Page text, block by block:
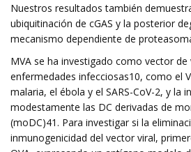
Nuestros resultados también
ubiquitinación de cGAS y la posterior
mecanismo dependiente de
MVA se ha investigado como vector de
enfermedades infecciosas10, como el
malaria, el ébola y el SARS-CoV-2, y la
modestamente las DC derivadas de
(moDC)41. Para investigar si la
inmunogenicidad del vector viral,